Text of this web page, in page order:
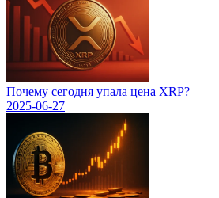
Почему сегодня упала цена XRP?
2025-06-27